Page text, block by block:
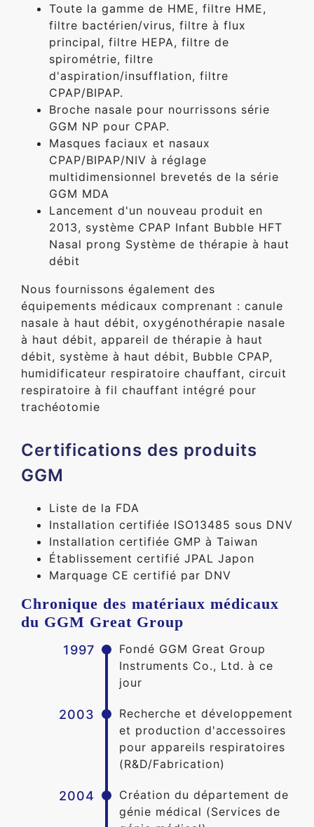
Toute la gamme de HME, filtre HME,
filtre bactérien/virus, filtre à flux
principal, filtre HEPA, filtre de
spirométrie, filtre
d'aspiration/insufflation, filtre
CPAP/BIPAP.
Broche nasale pour nourrissons série
GGM NP pour CPAP.
Masques faciaux et nasaux
CPAP/BIPAP/NIV à réglage
multidimensionnel brevetés de la série
GGM MDA
Lancement d'un nouveau produit en
2013, système CPAP Infant Bubble HFT
Nasal prong Système de thérapie à haut
débit
Nous fournissons également des
équipements médicaux comprenant : canule
nasale à haut débit, oxygénothérapie nasale
à haut débit, appareil de thérapie à haut
débit, système à haut débit, Bubble CPAP,
humidificateur respiratoire chauffant, circuit
respiratoire à fil chauffant intégré pour
trachéotomie
Certifications des produits
GGM
Liste de la FDA
Installation certifiée ISO13485 sous DNV
Installation certifiée GMP à Taiwan
Établissement certifié JPAL Japon
Marquage CE certifié par DNV
Chronique des matériaux médicaux
du GGM Great Group
1997
Fondé GGM Great Group
Instruments Co., Ltd. à ce
jour
2003
Recherche et développement
et production d'accessoires
pour appareils respiratoires
(R&D/Fabrication)
2004
Création du département de
génie médical (Services de